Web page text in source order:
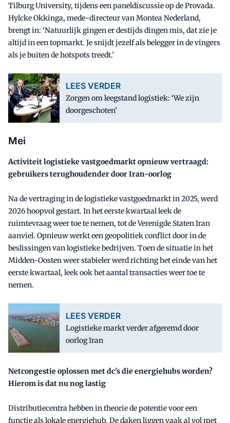
Tilburg University, tijdens een paneldiscussie op de Provada.
Hylcke Okkinga, mede-directeur van Montea Nederland,
brengt in: ‘Natuurlijk gingen er destijds dingen mis, dat zie je
altijd in een topmarkt. Je snijdt jezelf als belegger in de vingers
als je buiten de hotspots treedt.’
LEES VERDER
Zorgen om leegstand logistiek: ‘We zijn
doorgeschoten’
Mei
Activiteit logistieke vastgoedmarkt opnieuw vertraagd:
gebruikers terughoudender door Iran-oorlog
Na de vertraging in de logistieke vastgoedmarkt in 2025, werd
2026 hoopvol gestart. In het eerste kwartaal leek de
ruimtevraag weer toe te nemen, tot de Verenigde Staten Iran
aanviel. Opnieuw werkt een geopolitiek conflict door in de
beslissingen van logistieke bedrijven. Toen de situatie in het
Midden-Oosten weer stabieler werd richting het einde van het
eerste kwartaal, leek ook het aantal transacties weer toe te
nemen.
LEES VERDER
Logistieke markt verder afgeremd door
oorlog Iran
Netcongestie oplossen met dc's die energiehubs worden?
Hierom is dat nu nog lastig
Distributiecentra hebben in theorie de potentie voor een
functie als lokale energiehub. De daken liggen vaak al vol met